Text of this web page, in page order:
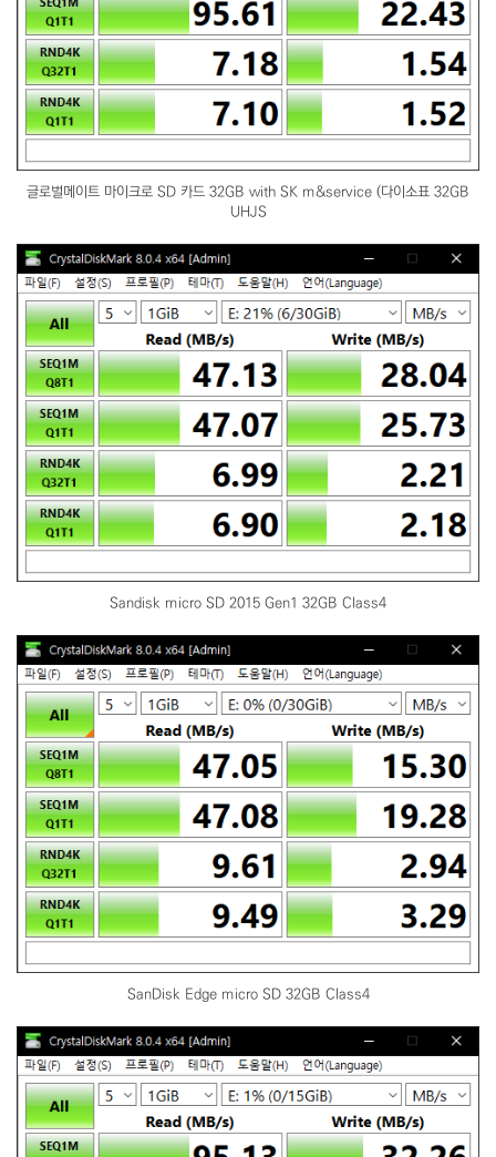
글로벌메이트 마이크로 SD 카드 32GB with SK m&service (다이소표 32GB
UHJS
Sandisk micro SD 2015 Gen1 32GB Class4
SanDisk Edge micro SD 32GB Class4